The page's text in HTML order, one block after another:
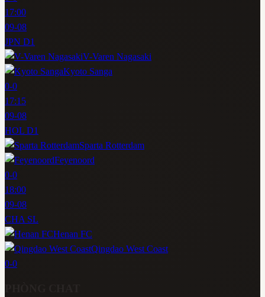
17:00
09-08
JPN D1
V-Varen Nagasaki
Kyoto Sanga
0-0
17:15
09-08
HOL D1
Sparta Rotterdam
Feyenoord
0-0
18:00
09-08
CHA SL
Henan FC
Qingdao West Coast
0-0